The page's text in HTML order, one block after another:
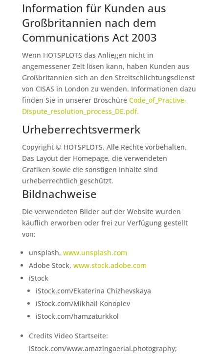
Information für Kunden aus
Großbritannien nach dem
Communications Act 2003
Wenn HOTSPLOTS das Anliegen nicht in
angemessener Zeit lösen kann, haben Kunden aus
Großbritannien sich an den Streitschlichtungsdienst
von CISAS in London zu wenden. Informationen dazu
finden Sie in unserer Broschüre Code_of_Practive-
Dispute_resolution_process_DE.pdf.
Urheberrechtsvermerk
Copyright © HOTSPLOTS. Alle Rechte vorbehalten.
Das Layout der Homepage, die verwendeten
Grafiken sowie die sonstigen Inhalte sind
urheberrechtlich geschützt.
Bildnachweise
Die verwendeten Bilder auf der Website wurden
käuflich erworben oder frei zur Verfügung gestellt
von:
unsplash, www.unsplash.com
Adobe Stock, www.stock.adobe.com
iStock
iStock.com/Ekaterina Chizhevskaya
iStock.com/Mikhail Konoplev
iStock.com/hamzaturkkol
Credits Video Startseite:
iStock.com/www.amazingaerial.photography;